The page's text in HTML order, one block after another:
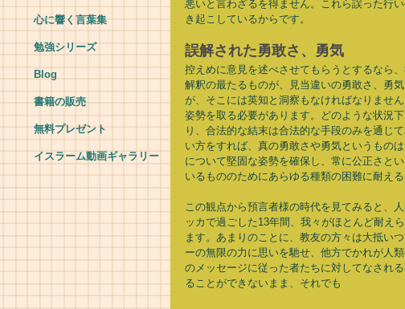
心に響く言葉集
勉強シリーズ
Blog
書籍の販売
無料プレゼント
イスラーム動画ギャラリー
悪いと言わざるを得ません。これら誤った行
き起こしているからです。
誤解された勇敢さ、勇気
控えめに意見を述べさせてもらうとするなら
解釈の最たるものが、見当違いの勇敢さ、勇
が、そこには英知と洞察もなければなりませ
姿勢を取る必要があります。どのような状況
り、合法的な結末は合法的な手段のみを通じ
い方をすれば、真の勇敢さや勇気というもの
について堅固な姿勢を確保し、常に公正さと
いるもののためにあらゆる種類の困難に耐え
この観点から預言者様の時代を見てみると、
ッカで過ごした13年間、我々がほとんど耐え
ます。あまりのことに、教友の方々は大抵い
ーの無限の力に思いを馳せ、他方でかれが人
のメッセージに従った者たちに対してなされ
ることができないまま、それでも